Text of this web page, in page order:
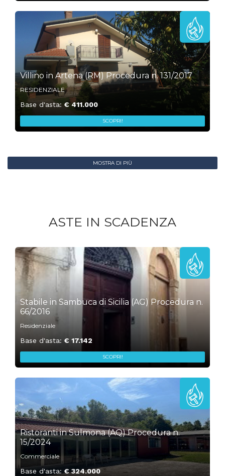
„
Villino in Artena (RM) Procedura n. 131/2017
RESIDENZIALE
Base d'asta: € 411.000
SCOPRI!
MOSTRA DI PIÙ
ASTE IN SCADENZA
„
Stabile in Sambuca di Sicilia (AG) Procedura n.
66/2016
Residenziale
Base d'asta: € 17.142
SCOPRI!
„
Ristoranti in Sulmona (AQ) Procedura n.
15/2024
Commerciale
Base d'asta:€ 324.000